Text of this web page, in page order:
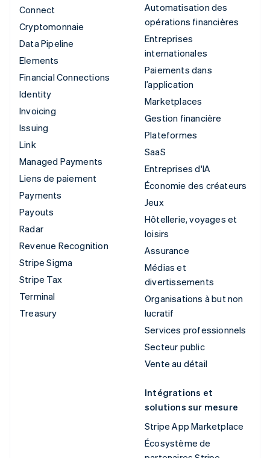
Connect
Cryptomonnaie
Data Pipeline
Elements
Financial Connections
Identity
Invoicing
Issuing
Link
Managed Payments
Liens de paiement
Payments
Payouts
Radar
Revenue Recognition
Stripe Sigma
Stripe Tax
Terminal
Treasury
Automatisation des
opérations financières
Entreprises
internationales
Paiements dans
l’application
Marketplaces
Gestion financière
Plateformes
SaaS
Entreprises d'IA
Économie des créateurs
Jeux
Hôtellerie, voyages et
loisirs
Assurance
Médias et
divertissements
Organisations à but non
lucratif
Services professionnels
Secteur public
Vente au détail
Intégrations et
solutions sur mesure
Stripe App Marketplace
Écosystème de